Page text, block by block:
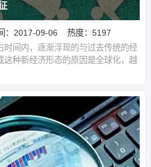
：2017-09-06
热度：5197
时间内，逐渐浮现的与过去传统的经
这种新经济形态的原因是全球化，越